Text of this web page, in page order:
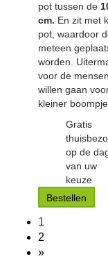
pot tussen de
cm. En zit met
pot, waardoor
meteen
worden.
voor de
willen gaan
kleiner boompje.
Gratis
op de
van uw
keuze
Bestellen
1
2
»